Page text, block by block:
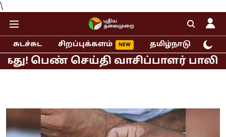
\
சுடச்சுட சிறப்புக்களம் தமிழ்நாடு
செய்தி வாசிப்பாளர் பாலியல்